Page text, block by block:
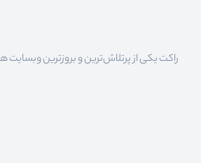
راکت یکی از پرتلاش‌ترین و بروزترین وبسایت